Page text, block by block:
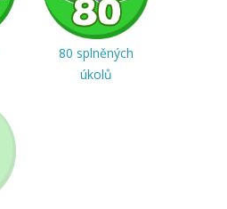
80 splněných
úkolů